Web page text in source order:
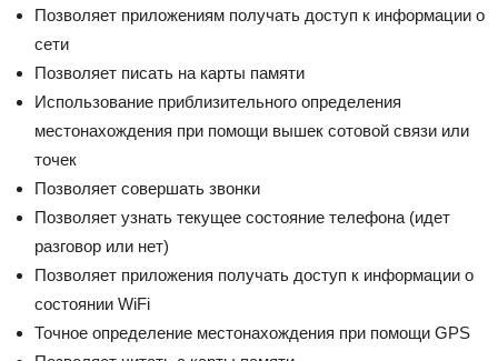
Позволяет приложениям получать доступ к информации о
сети
Позволяет писать на карты памяти
Использование приблизительного определения
местонахождения при помощи вышек сотовой связи или
точек
Позволяет совершать звонки
Позволяет узнать текущее состояние телефона (идет
разговор или нет)
Позволяет приложения получать доступ к информации о
состоянии WiFi
Точное определение местонахождения при помощи GPS